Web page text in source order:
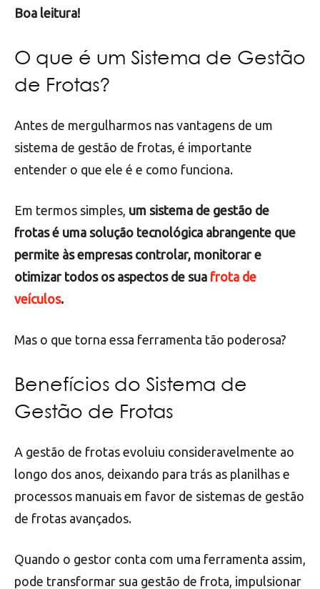
Boa leitura!
O que é um Sistema de Gestão
de Frotas?
Antes de mergulharmos nas vantagens de um
sistema de gestão de frotas, é importante
entender o que ele é e como funciona.
Em termos simples, um sistema de gestão de
frotas é uma solução tecnológica abrangente que
permite às empresas controlar, monitorar e
otimizar todos os aspectos de sua frota de
veículos.
Mas o que torna essa ferramenta tão poderosa?
Benefícios do Sistema de
Gestão de Frotas
A gestão de frotas evoluiu consideravelmente ao
longo dos anos, deixando para trás as planilhas e
processos manuais em favor de sistemas de gestão
de frotas avançados.
Quando o gestor conta com uma ferramenta assim,
pode transformar sua gestão de frota, impulsionar